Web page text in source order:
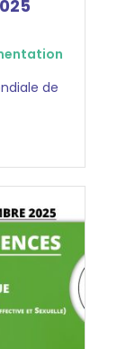
de